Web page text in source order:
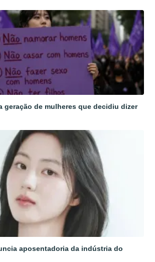
geração de mulheres que decidiu dizer
aposentadoria da indústria do